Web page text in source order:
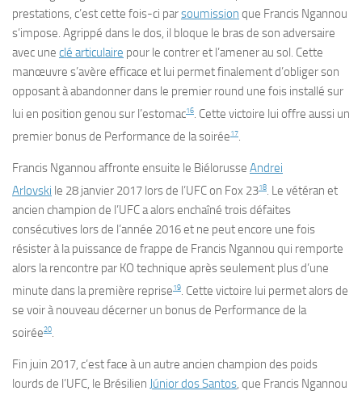
prestations, c’est cette fois-ci parsoumission que Francis Ngannou
s’impose. Agrippé dans le dos, il bloque le bras de son adversaire
avec une clé articulaire pour le contrer et l’amener au sol. Cette
manœuvre s’avère efficace et lui permet finalement d’obliger son
opposant à abandonner dans le premier round une fois installé sur
lui en position genou sur l’estomac16. Cette victoire lui offre aussi un
premier bonus de Performance de la soirée17.
Francis Ngannou affronte ensuite le Biélorusse Andrei
Arlovski le 28 janvier 2017 lors de l’UFC on Fox 2318. Le vétéran et
ancien champion de l’UFC a alors enchaîné trois défaites
consécutives lors de l’année 2016 et ne peut encore une fois
résister à la puissance de frappe de Francis Ngannou qui remporte
alors la rencontre par KO technique après seulement plus d’une
minute dans la première reprise19. Cette victoire lui permet alors de
se voir à nouveau décerner un bonus de Performance de la
soirée20.
Fin juin 2017, c’est face à un autre ancien champion des poids
lourds de l’UFC, le Brésilien Júnior dos Santos, que Francis Ngannou